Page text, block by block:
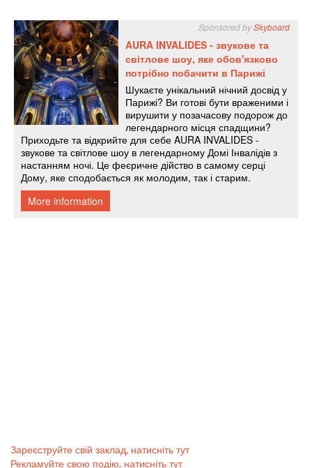
Зареєструйте свій заклад, натисніть тут
Рекламуйте свою подію, натисніть тут